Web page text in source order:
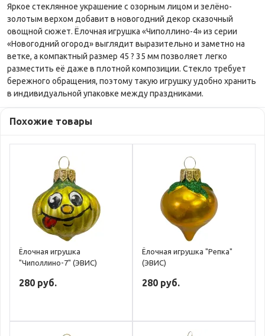
Яркое стеклянное украшение с озорным лицом и зелёно-
золотым верхом добавит в новогодний декор сказочный
овощной сюжет. Ёлочная игрушка «Чиполлино-4» из серии
«Новогодний огород» выглядит выразительно и заметно на
ветке, а компактный размер 45 ? 35 мм позволяет легко
разместить её даже в плотной композиции. Стекло требует
бережного обращения, поэтому такую игрушку удобно хранить
в индивидуальной упаковке между праздниками.
Похожие товары
Ёлочная игрушка
"Чиполлино-7" (ЭВИС)
280 руб.
Ёлочная игрушка "Репка"
(ЭВИС)
280 руб.